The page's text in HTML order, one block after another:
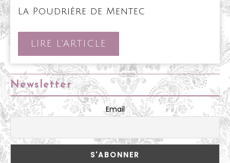
La Poudrière de Mentec
LIRE L'ARTICLE
L'ARTICLE
Newsletter
Email